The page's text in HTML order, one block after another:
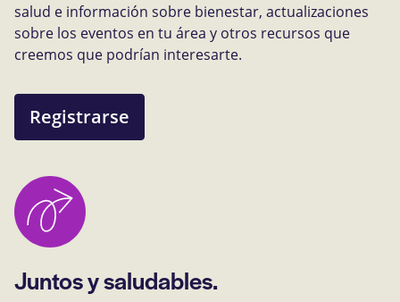
salud e información sobre bienestar, actualizaciones
sobre los eventos en tu área y otros recursos que
creemos que podrían interesarte.
Registrarse
Juntos y saludables.